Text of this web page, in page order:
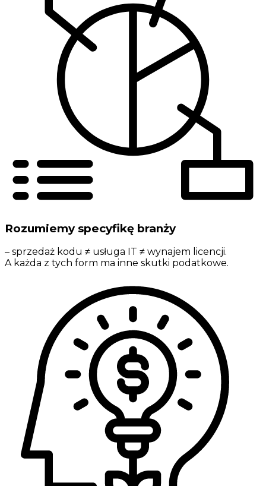
Rozumiemy specyfikę branży
– sprzedaż kodu ≠ usługa IT ≠ wynajem licencji.
A każda z tych form ma inne skutki podatkowe.